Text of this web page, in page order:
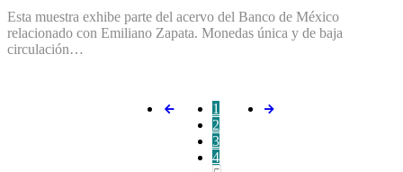
Esta muestra exhibe parte del acervo del Banco de México
relacionado con Emiliano Zapata. Monedas única y de baja
circulación…
1
2
3
4